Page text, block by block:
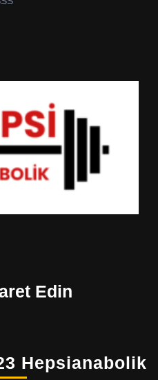
Edin
Hepsianabolik